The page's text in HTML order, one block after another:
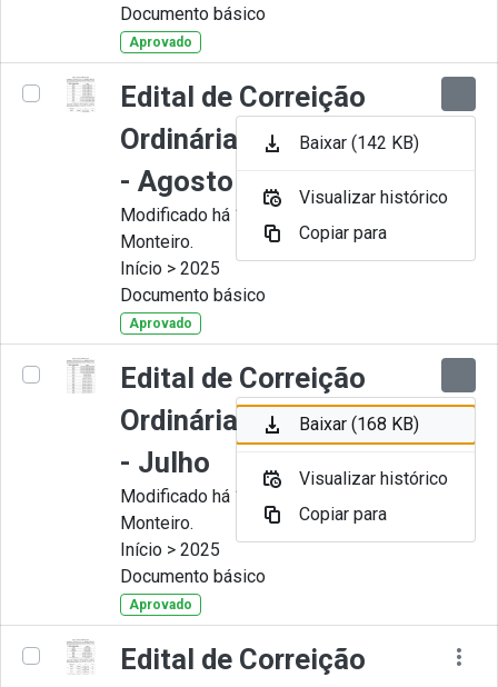
Documento básico
Aprovado
Edital de Correição
Ordinária nº 008-2025
- Agosto
Modificado há 11 Meses por Juliana
Monteiro.
Início > 2025
Documento básico
Aprovado
Edital de Correição
Ordinária nº 007-2025
- Julho
Modificado há 11 Meses por Juliana
Monteiro.
Início > 2025
Documento básico
Aprovado
Edital de Correição
Baixar (142 KB)
Visualizar histórico
Copiar para
Baixar (168 KB)
Visualizar histórico
Copiar para